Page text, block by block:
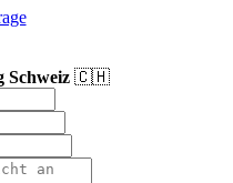
Schweiz🇨🇭